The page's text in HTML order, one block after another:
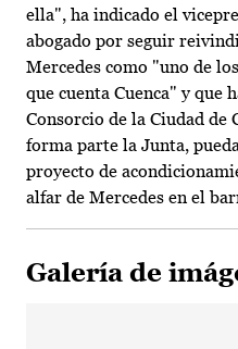
ella", ha indicado el
abogado por seguir
Mercedes como "uno de
que cuenta Cuenca" y que
Consorcio de la Ciudad de
forma parte la Junta,
proyecto de
alfar de Mercedes en el
Galería de